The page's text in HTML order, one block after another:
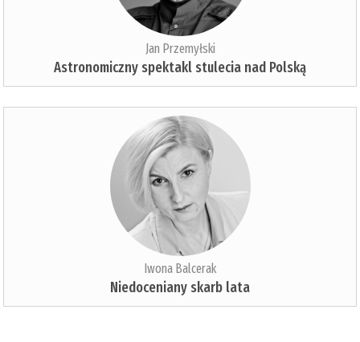
Jan Przemyłski
Astronomiczny spektakl stulecia nad Polską
Iwona Balcerak
Niedoceniany skarb lata